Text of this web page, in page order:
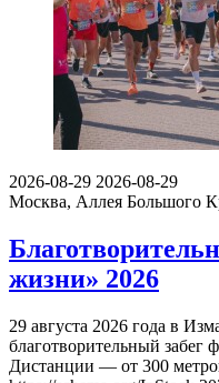
2026-08-29 2026-08-29
Москва, Аллея Большого
жизни» 2026
29 августа 2026 года в
благотворительный
Дистанции — от 300